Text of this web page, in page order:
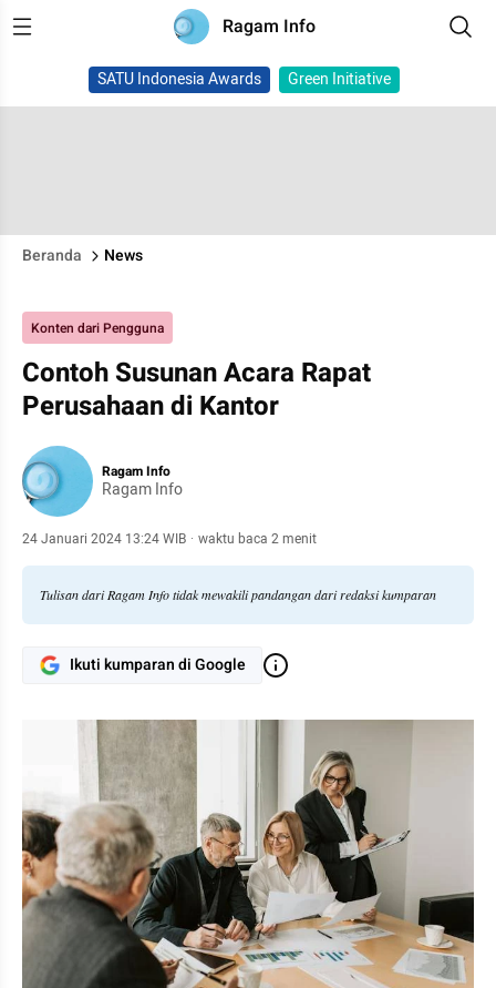
Ragam Info
SATU Indonesia Awards Green Initiative
Beranda News
Konten dari Pengguna
Contoh Susunan Acara Rapat
Perusahaan di Kantor
Ragam Info
Ragam Info
24 Januari 2024 13:24 WIB · waktu baca 2 menit
Tulisan dari Ragam Info tidak mewakili pandangan dari redaksi kumparan
Ikuti kumparan di Google